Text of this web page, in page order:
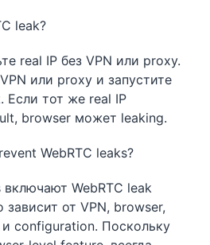
leak?
real IP без VPN или proxy.
или proxy и запустите
Если тот же real IP
browser может leaking.
WebRTC leaks?
WebRTC leak
от VPN, browser,
configuration. Поскольку